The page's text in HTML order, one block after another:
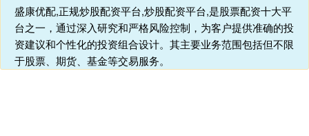
盛康优配,正规炒股配资平台,炒股配资平台,是股票配资十大平
台之一，通过深入研究和严格风险控制，为客户提供准确的投
资建议和个性化的投资组合设计。其主要业务范围包括但不限
于股票、期货、基金等交易服务。